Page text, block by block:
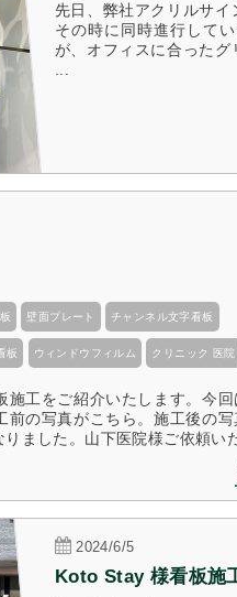
先日、弊社アクリルサ
その時に同時進行して
が、オフィスに合った
壁面プレート チャンネル文字看板
板 ウィンドウフィルム クリニック 医院
施工をご紹介いたします。今
前の写真がこちら。施工後の
ました。山下医院様ご依頼い
2024/6/5
Koto Stay 様看板施